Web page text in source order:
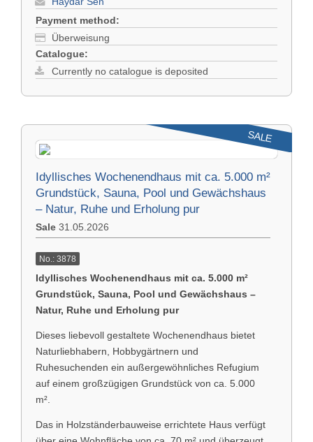
Payment method:
Überweisung
Catalogue:
Currently no catalogue is deposited
SALE
Idyllisches Wochenendhaus mit ca. 5.000 m²
Grundstück, Sauna, Pool und Gewächshaus
– Natur, Ruhe und Erholung pur
Sale 31.05.2026
No.: 3878
Idyllisches Wochenendhaus mit ca. 5.000 m²
Grundstück, Sauna, Pool und Gewächshaus –
Natur, Ruhe und Erholung pur
Dieses liebevoll gestaltete Wochenendhaus bietet
Naturliebhabern, Hobbygärtnern und
Ruhesuchenden ein außergewöhnliches Refugium
auf einem großzügigen Grundstück von ca. 5.000
m².
Das in Holzständerbauweise errichtete Haus verfügt